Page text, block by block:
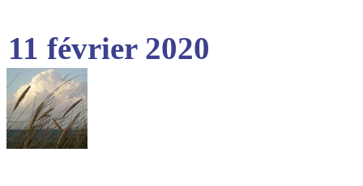
11 février 2020